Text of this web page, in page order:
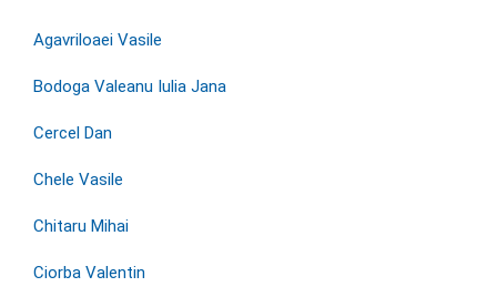
Agavriloaei Vasile
Bodoga Valeanu Iulia Jana
Cercel Dan
Chele Vasile
Chitaru Mihai
Ciorba Valentin